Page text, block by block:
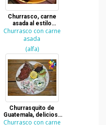
Churrasco, carne
asada al estilo
guatemalteco
Churrasco con carne
asada
(alfa)
Churrasquito de
Guatemala, deliciosa
carne asada
Churrasco con carne